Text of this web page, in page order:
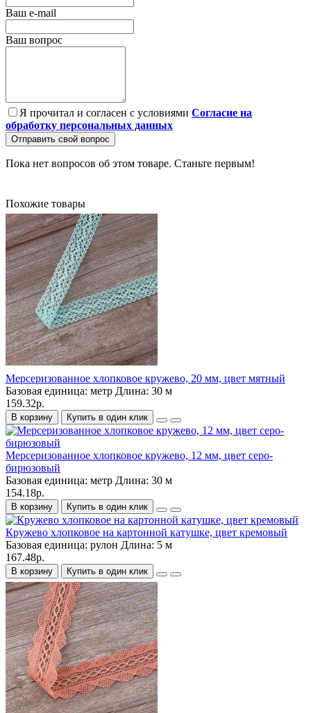
Ваш e-mail
Ваш вопрос
Я прочитал и согласен с условиями Согласие на
обработку персональных данных
Отправить свой вопрос
Пока нет вопросов об этом товаре. Станьте первым!
Похожие товары
Мерсеризованное хлопковое кружево, 20 мм, цвет мятный
Базовая единица: метр Длина: 30 м
159.32р.
В корзину Купить в один клик
Мерсеризованное хлопковое кружево, 12 мм, цвет серо-
бирюзовый
Базовая единица: метр Длина: 30 м
154.18р.
В корзину Купить в один клик
Кружево хлопковое на картонной катушке, цвет кремовый
Базовая единица: рулон Длина: 5 м
167.48р.
В корзину Купить в один клик